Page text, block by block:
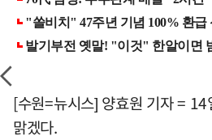
[수원=뉴시스] 양효원 기자 =
맑겠다.